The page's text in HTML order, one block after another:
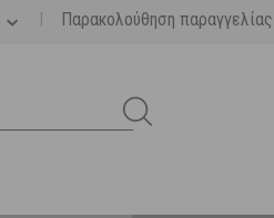
| Παρακολούθηση παραγγελίας